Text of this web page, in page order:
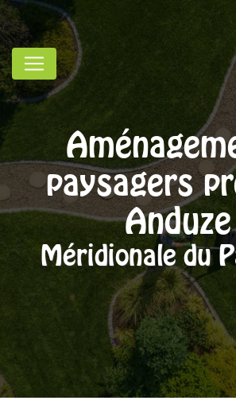
paysagers
Anduze
Méridionale du
Panneau de gestion des cookies